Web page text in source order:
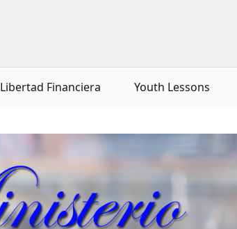
Libertad Financiera Youth Lessons